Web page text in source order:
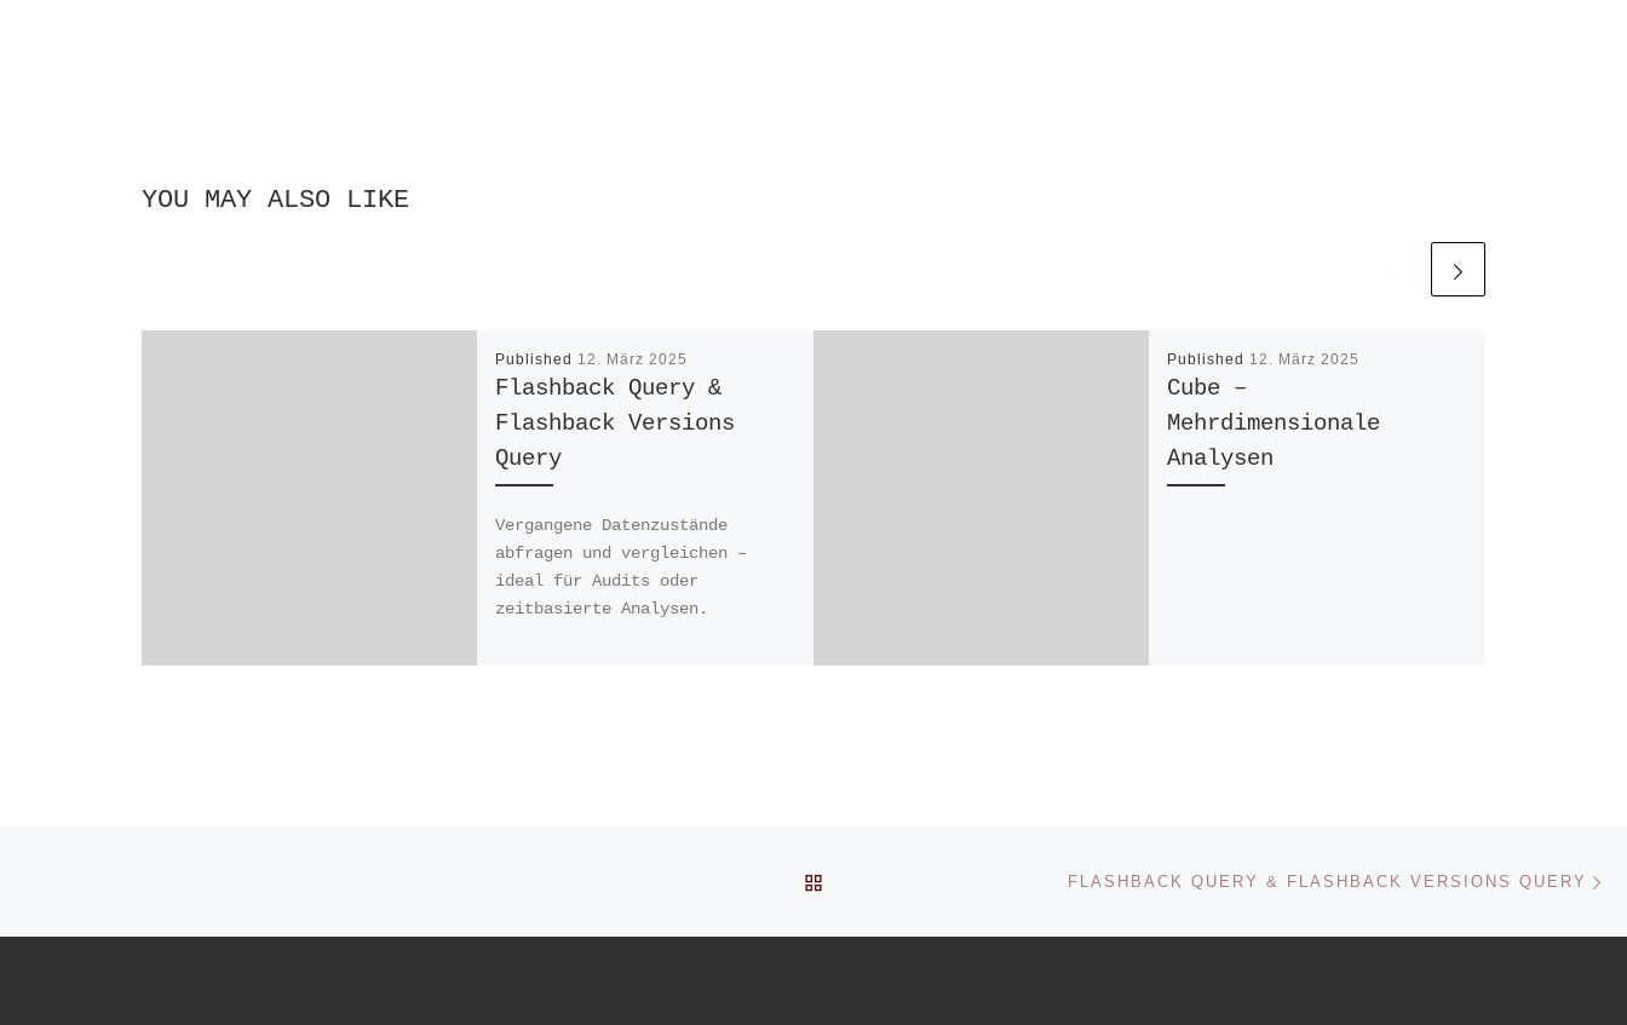
YOU MAY ALSO LIKE
Published 12. März 2025
Flashback Query &
Flashback Versions
Query
Vergangene Datenzustände
abfragen und vergleichen –
ideal für Audits oder
zeitbasierte Analysen.
Published 12. März 2025
Cube –
Mehrdimensionale
Analysen
FLASHBACK QUERY & FLASHBACK VERSIONS QUERY